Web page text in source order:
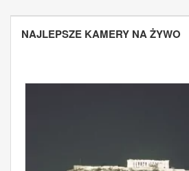
NAJLEPSZE KAMERY NA ŻYWO